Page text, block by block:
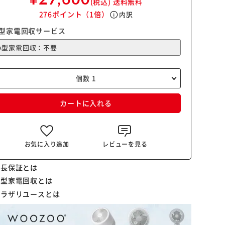
276ポイント （1倍） info内訳
家電回収サービス
カートに入れる
お気に入り追加 レビューを見る
保証とは
家電回収とは
ザリユースとは